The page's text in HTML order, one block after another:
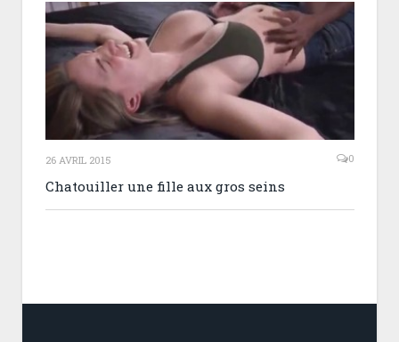
26 AVRIL 2015 0
Chatouiller une fille aux gros seins